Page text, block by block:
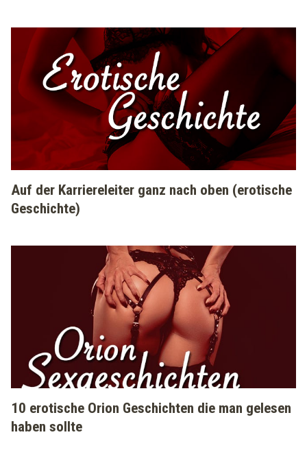
Auf der Karriereleiter ganz nach oben (erotische
Geschichte)
10 erotische Orion Geschichten die man gelesen
haben sollte